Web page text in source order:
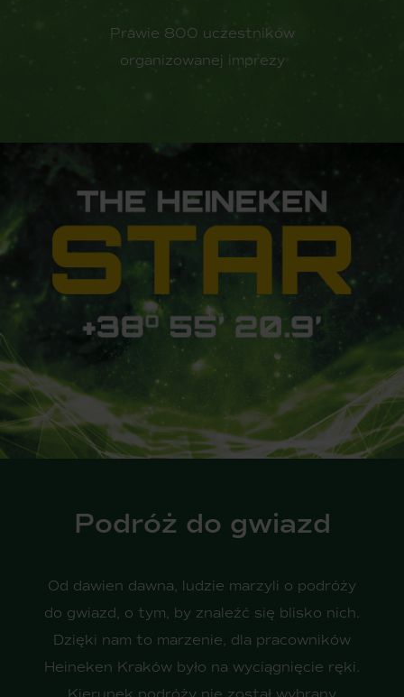
Prawie 800 uczestników
organizowanej imprezy
Podróż do gwiazd
Od dawien dawna, ludzie marzyli o podróży
do gwiazd, o tym, by znaleźć się blisko nich.
Dzięki nam to marzenie, dla pracowników
Heineken Kraków było na wyciągnięcie ręki.